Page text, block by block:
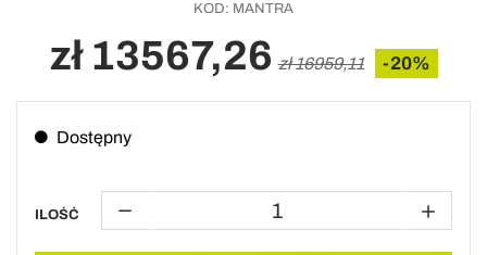
KOD: MANTRA
zł 13567,26 zł 16959,11 -20%
Dostępny
ILOŚĆ